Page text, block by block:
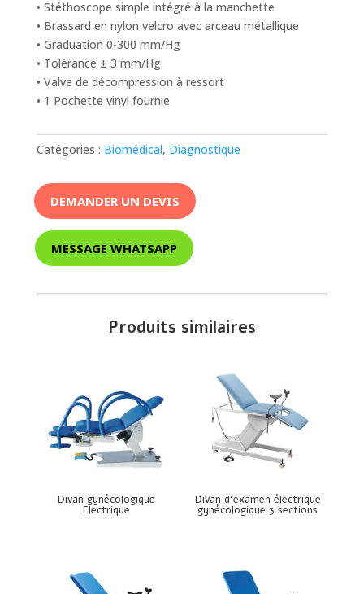
• Stéthoscope simple intégré à la manchette
• Brassard en nylon velcro avec arceau métallique
• Graduation 0-300 mm/Hg
• Tolérance ± 3 mm/Hg
• Valve de décompression à ressort
• 1 Pochette vinyl fournie
Catégories : Biomédical, Diagnostique
DEMANDER UN DEVIS
MESSAGE WHATSAPP
Produits similaires
Divan gynécologique
Electrique
Divan d’examen électrique
gynécologique 3 sections